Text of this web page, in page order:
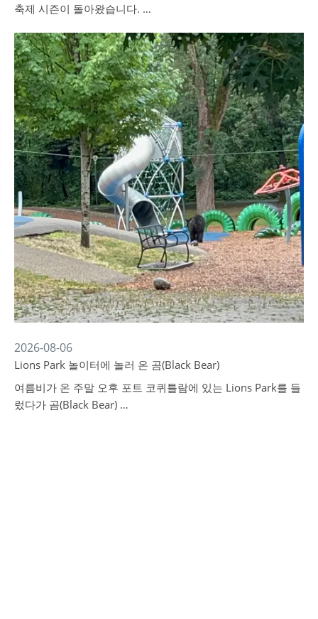
축제 시즌이 돌아왔습니다. …
2026-08-06
Lions Park 놀이터에 놀러 온 곰(Black Bear)
여름비가 온 주말 오후 포트 코퀴틀람에 있는 Lions Park를 들
렀다가 곰(Black Bear) …